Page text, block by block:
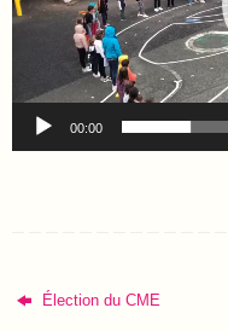
00:00
Élection du CME